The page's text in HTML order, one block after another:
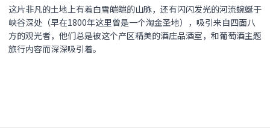
这片非凡的土地上有着白雪皑皑的山脉，还有闪闪发光的河流蜿蜒于
峡谷深处（早在1800年这里曾是一个淘金圣地），吸引来自四面八
方的观光者，他们总是被这个产区精美的酒庄品酒室，和葡萄酒主题
旅行内容而深深吸引着。